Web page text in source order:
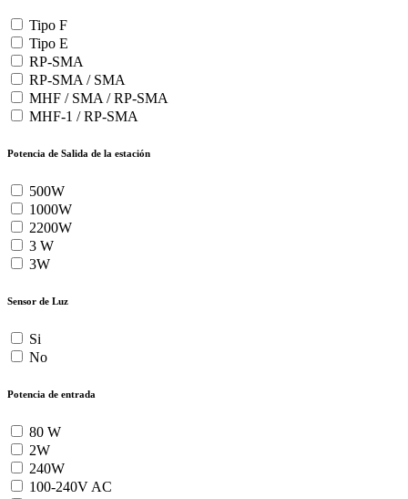
Tipo F
Tipo E
RP-SMA
RP-SMA / SMA
MHF / SMA / RP-SMA
MHF-1 / RP-SMA
Potencia de Salida de la estación
500W
1000W
2200W
3 W
3W
Sensor de Luz
Si
No
Potencia de entrada
80 W
2W
240W
100-240V AC